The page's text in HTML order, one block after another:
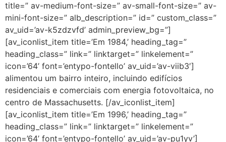
title=” av-medium-font-size=” av-small-font-size=” av-
mini-font-size=” alb_description=” id=” custom_class=”
av_uid=’av-k5zdzvfd’ admin_preview_bg=”]
[av_iconlist_item title=’Em 1984,’ heading_tag=”
heading_class=” link=” linktarget=” linkelement=”
icon=’64’ font=’entypo-fontello’ av_uid=’av-viib3′]
alimentou um bairro inteiro, incluindo edifícios
residenciais e comerciais com energia fotovoltaica, no
centro de Massachusetts. [/av_iconlist_item]
[av_iconlist_item title=’Em 1996,’ heading_tag=”
heading_class=” link=” linktarget=” linkelement=”
icon=’64’ font=’entypo-fontello’ av_uid=’av-pu1yv’]